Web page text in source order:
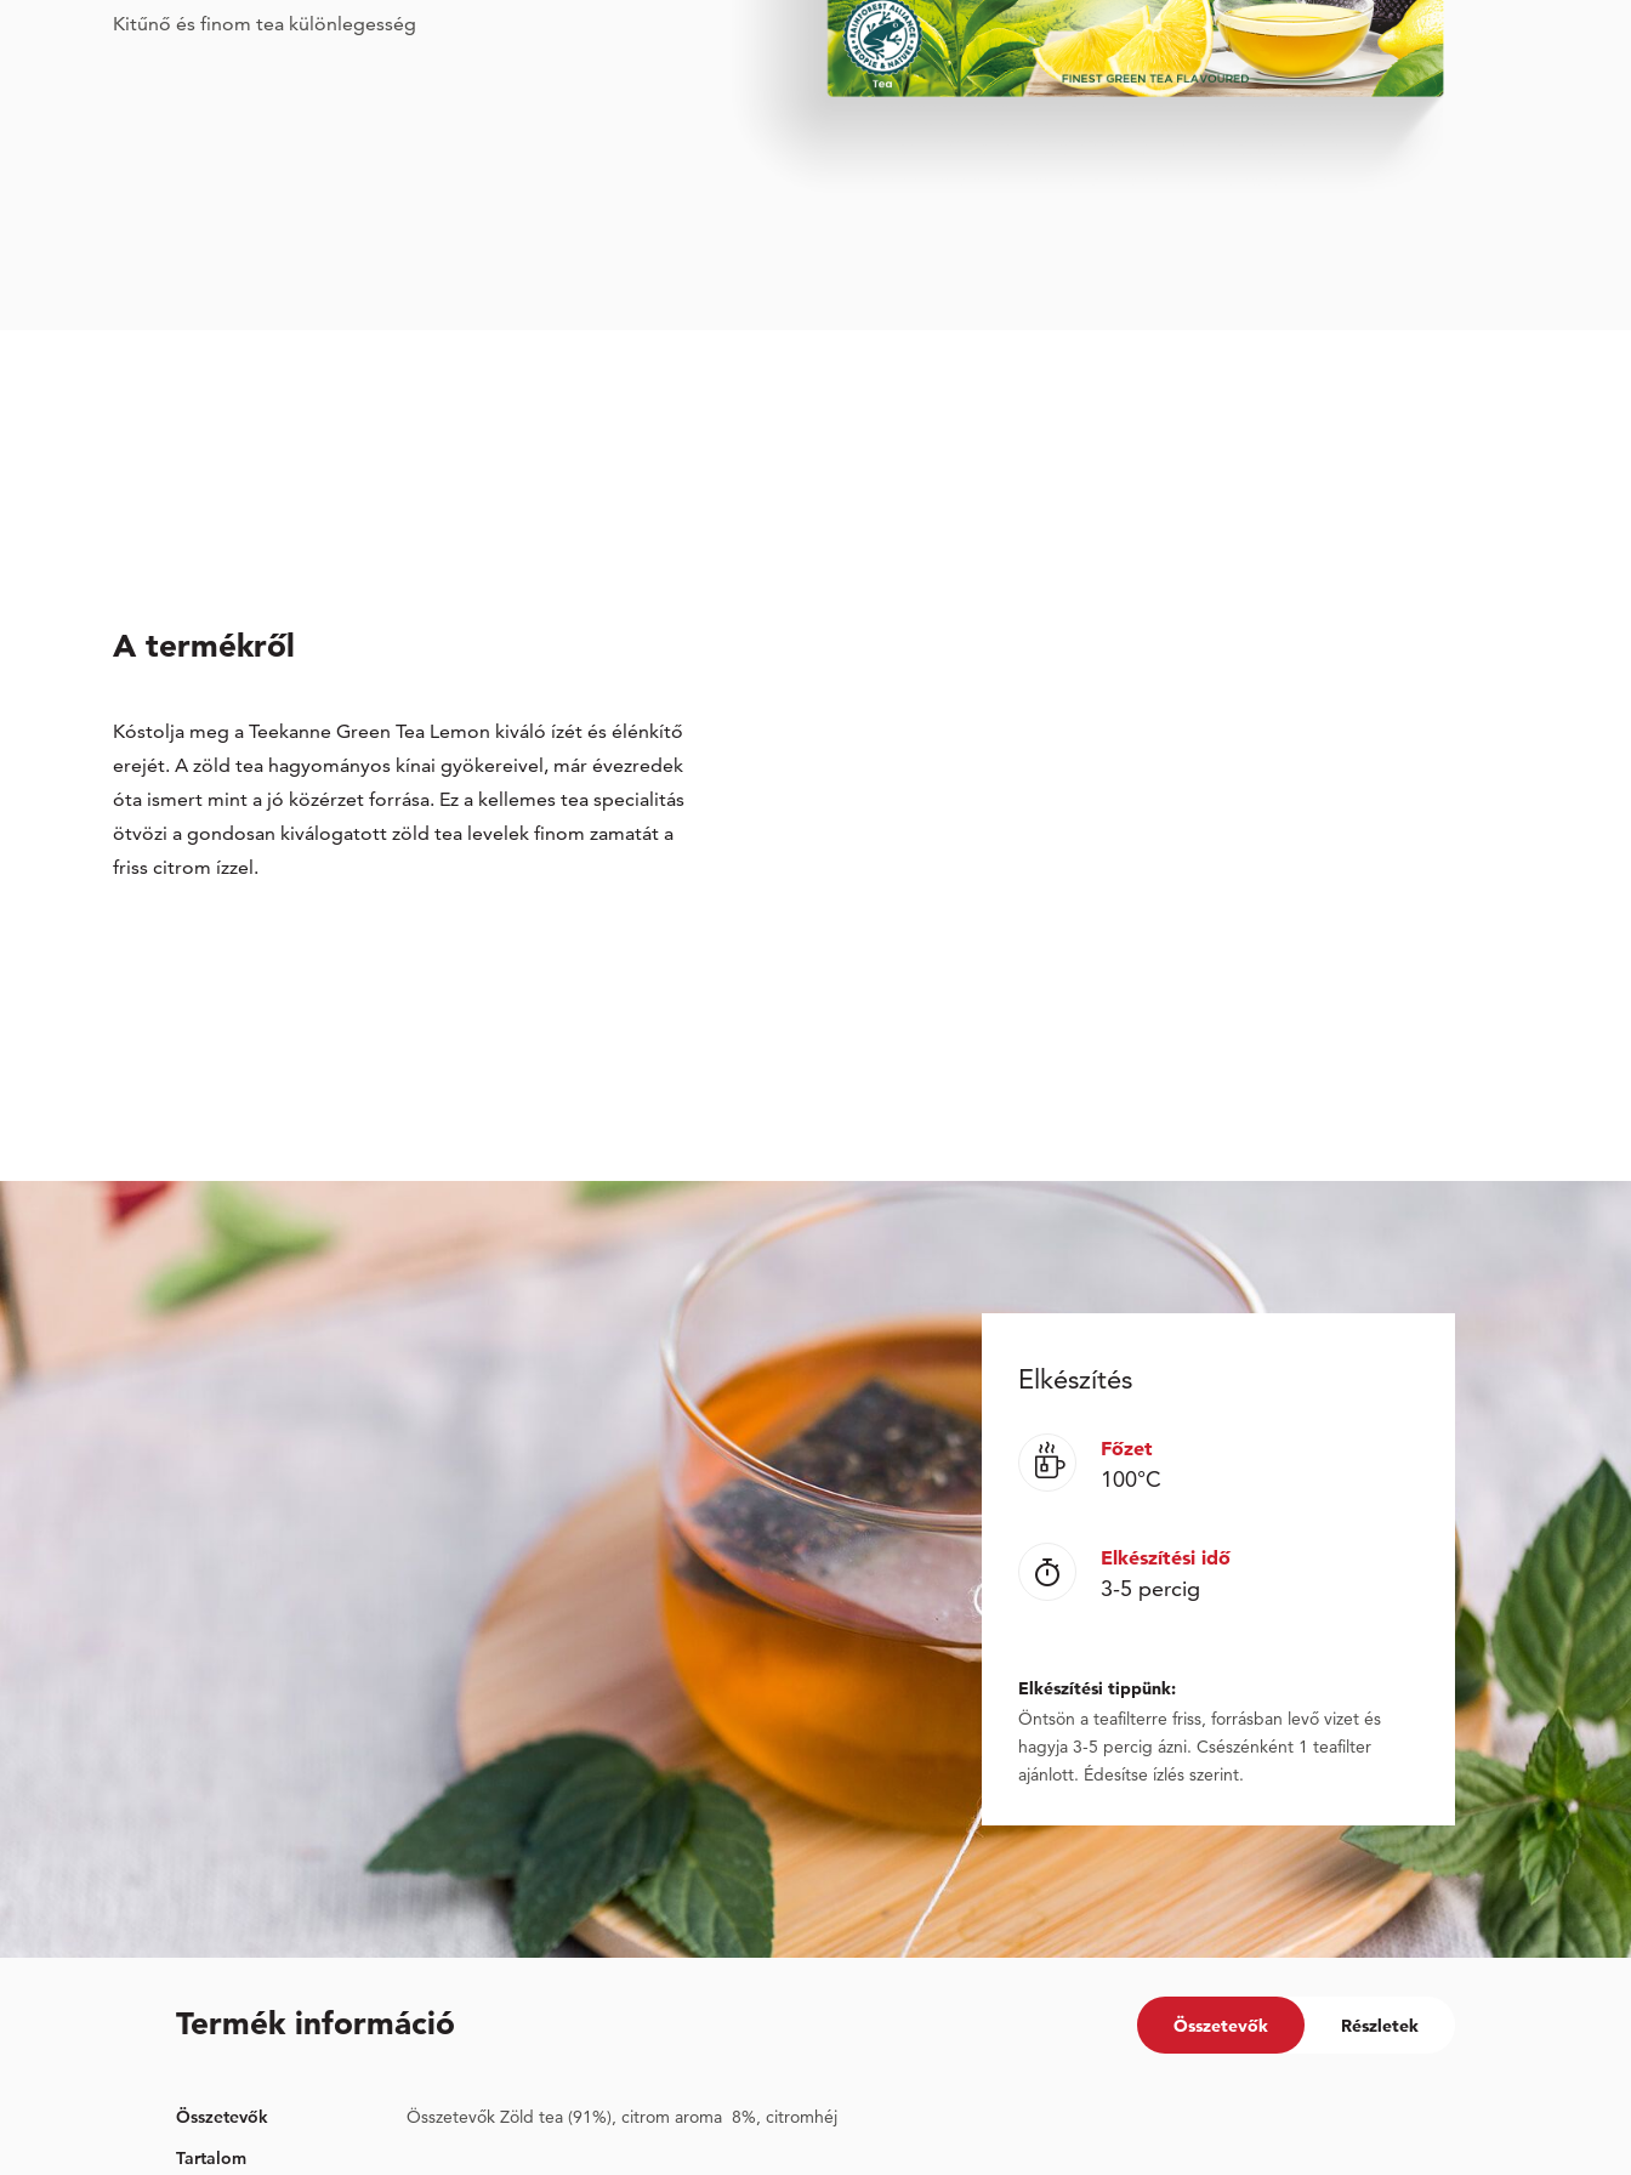
Kitűnő és finom tea különlegesség
A termékről
Kóstolja meg a Teekanne Green Tea Lemon kiváló ízét és élénkítő
erejét. A zöld tea hagyományos kínai gyökereivel, már évezredek
óta ismert mint a jó közérzet forrása. Ez a kellemes tea specialitás
ötvözi a gondosan kiválogatott zöld tea levelek finom zamatát a
friss citrom ízzel.
Elkészítés
Főzet
100°C
Elkészítési idő
3-5 percig
Elkészítési tippünk:
Öntsön a teafilterre friss, forrásban levő vizet és
hagyja 3-5 percig ázni. Csészénként 1 teafilter
ajánlott. Édesítse ízlés szerint.
Termék információ Összetevők Részletek
Összetevők
Összetevők Zöld tea (91%), citrom aroma 8%, citromhéj
Tartalom